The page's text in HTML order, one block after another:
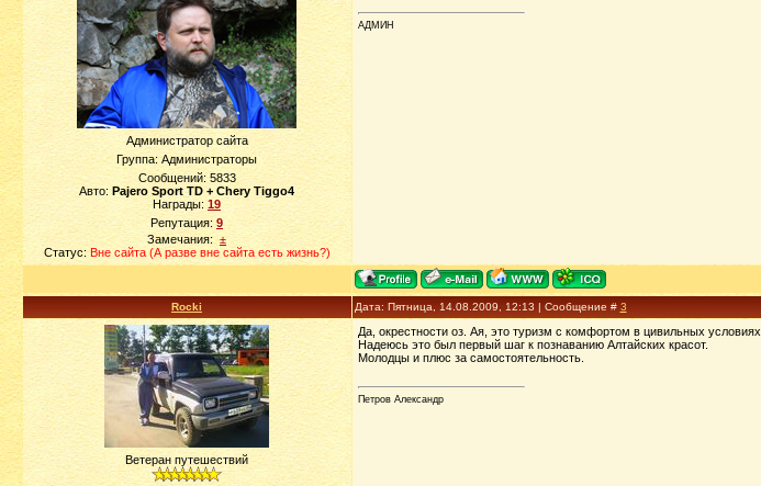
Администратор сайта
Группа: Администраторы
Сообщений: 5833
Авто: Pajero Sport TD + Chery Tiggo4
Награды: 19
Репутация: 9
Замечания: ±
Статус: Вне сайта (А разве вне сайта есть жизнь?)
АДМИН
Rocki Дата: Пятница, 14.08.2009, 12:13 | Сообщение # 3
Ветеран путешествий
Да, окрестности оз. Ая, это туризм с комфортом в цивильных условиях.
Надеюсь это был первый шаг к познаванию Алтайских красот.
Молодцы и плюс за самостоятельность.
Петров Александр